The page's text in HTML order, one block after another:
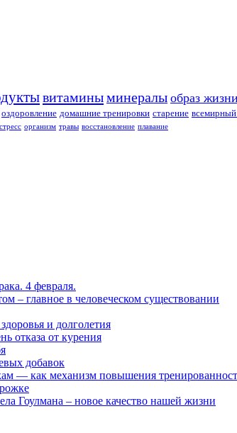
витаминыминералы образ жизни
оздоровление домашние тренировки старение
стресс организм травы восстановление плавание
4 февраля.
– главное в человеческом существовании
и долголетия
отказа от курения
добавок
— как механизм повышения
Гоулмана – новое качество нашей жизни